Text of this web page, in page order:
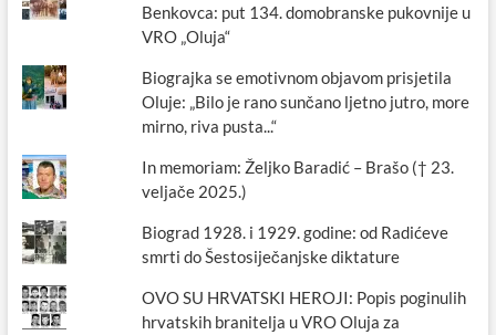
Benkovca: put 134. domobranske pukovnije u
VRO „Oluja“
Biograjka se emotivnom objavom prisjetila
Oluje: „Bilo je rano sunčano ljetno jutro, more
mirno, riva pusta...“
In memoriam: Željko Baradić – Brašo († 23.
veljače 2025.)
Biograd 1928. i 1929. godine: od Radićeve
smrti do Šestosiječanjske diktature
OVO SU HRVATSKI HEROJI: Popis poginulih
hrvatskih branitelja u VRO Oluja za